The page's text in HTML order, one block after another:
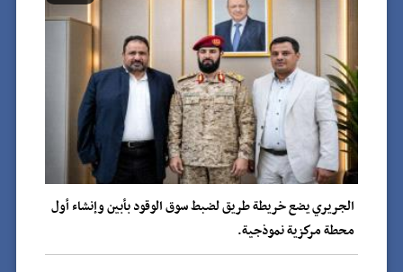
الجريري يضع خريطة طريق لضبط سوق الوقود بأبين وإنشاء أول
محطة مركزية نموذجية.